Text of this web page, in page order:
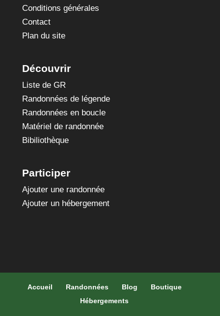
Conditions générales
Contact
Plan du site
Découvrir
Liste de GR
Randonnées de légende
Randonnées en boucle
Matériel de randonnée
Bibiliothèque
Participer
Ajouter une randonnée
Ajouter un hébergement
Accueil Randonnées Blog
Boutique
Hébergements